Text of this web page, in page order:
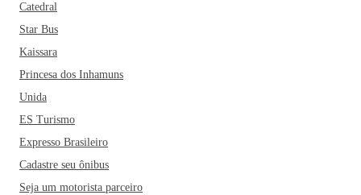
Catedral
Star Bus
Kaissara
Princesa dos Inhamuns
Unida
ES Turismo
Expresso Brasileiro
Cadastre seu ônibus
Seja um motorista parceiro